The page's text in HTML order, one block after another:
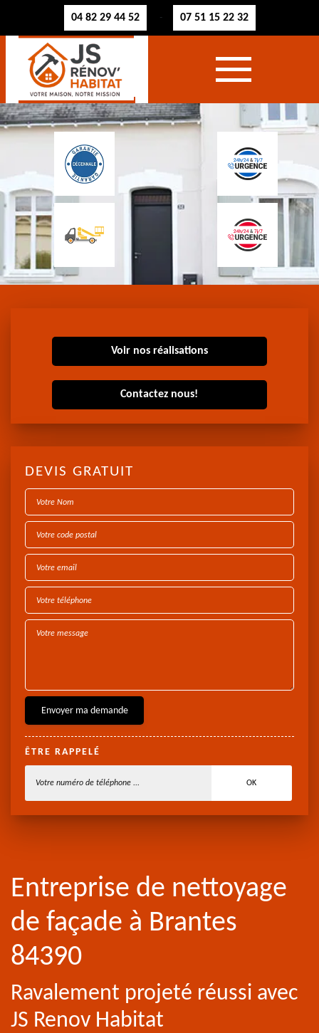
04 82 29 44 52 - 07 51 15 22 32
Voir nos réalisations
Contactez nous!
DEVIS GRATUIT
ÊTRE RAPPELÉ
Entreprise de nettoyage
de façade à Brantes
84390
Ravalement projeté réussi avec
JS Renov Habitat